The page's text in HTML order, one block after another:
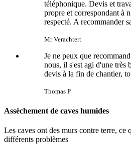
téléphonique. Devis et
propre et correspondant à
respecté. A recommander
Mr Verachtert
Je ne peux que
nous, il s'est agi d'une très
devis à la fin de chantier,
Thomas P
Assèchement de caves humides
Les caves ont des murs contre terre, ce
différents problèmes